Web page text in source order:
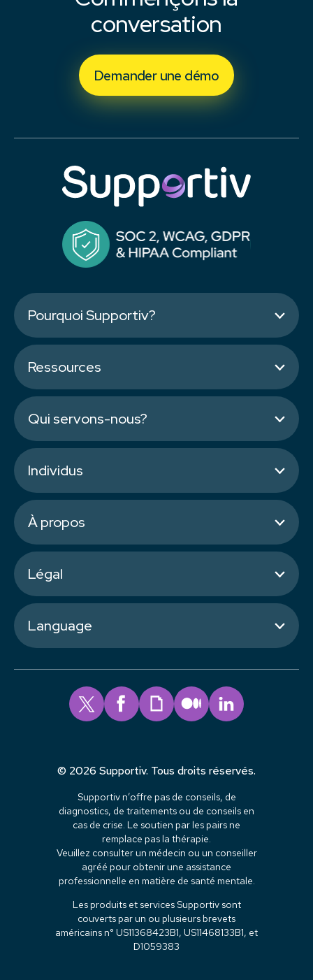
conversation
Demander une démo
Pourquoi Supportiv?
Ressources
Qui servons-nous?
Individus
À propos
Légal
Language
© 2026 Supportiv. Tous droits réservés.
Supportiv n’offre pas de conseils, de
diagnostics, de traitements ou de conseils en
cas de crise. Le soutien par les pairs ne
remplace pas la thérapie.
Veuillez consulter un médecin ou un conseiller
agréé pour obtenir une assistance
professionnelle en matière de santé mentale.
Les produits et services Supportiv sont
couverts par un ou plusieurs brevets
américains n° US11368423B1, US11468133B1, et
D1059383